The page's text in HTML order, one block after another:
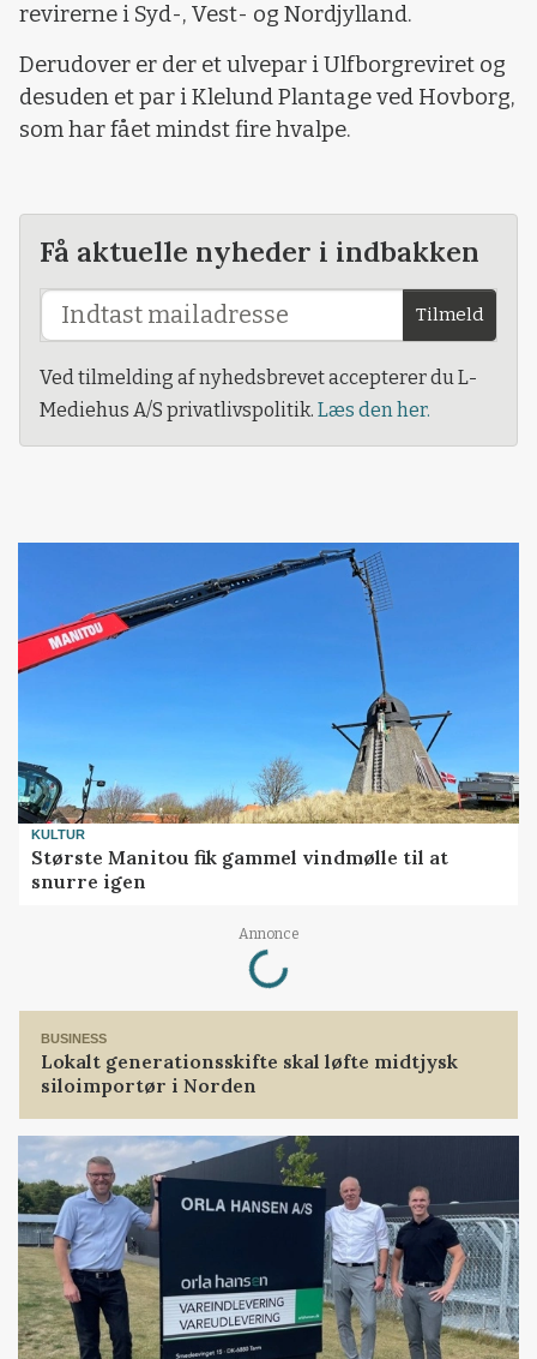
revirerne i Syd-, Vest- og Nordjylland.
Derudover er der et ulvepar i Ulfborgreviret og
desuden et par i Klelund Plantage ved Hovborg,
som har fået mindst fire hvalpe.
Få aktuelle nyheder i indbakken
Tilmeld
Ved tilmelding af nyhedsbrevet accepterer du L-
Mediehus A/S privatlivspolitik. Læs den her.
KULTUR
Største Manitou fik gammel vindmølle til at
snurre igen
Annonce
Loading...
BUSINESS
Lokalt generationsskifte skal løfte midtjysk
siloimportør i Norden